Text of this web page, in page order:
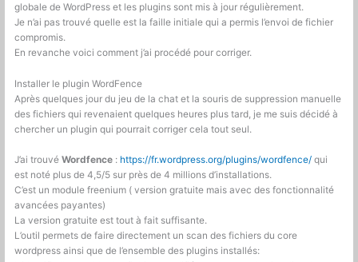
globale de WordPress et les plugins sont mis à jour régulièrement.
Je n’ai pas trouvé quelle est la faille initiale qui a permis l’envoi de fichier
compromis.
En revanche voici comment j’ai procédé pour corriger.
Installer le plugin WordFence
Après quelques jour du jeu de la chat et la souris de suppression manuelle
des fichiers qui revenaient quelques heures plus tard, je me suis décidé à
chercher un plugin qui pourrait corriger cela tout seul.
J’ai trouvéWordfence : https://fr.wordpress.org/plugins/wordfence/ qui
est noté plus de 4,5/5 sur près de 4 millions d’installations.
C’est un module freenium ( version gratuite mais avec des fonctionnalité
avancées payantes)
La version gratuite est tout à fait suffisante.
L’outil permets de faire directement un scan des fichiers du core
wordpress ainsi que de l’ensemble des plugins installés: